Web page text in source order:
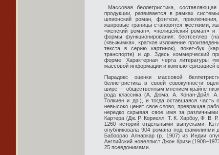
Массовая беллетристика,
продукции, развивается в рамках
шпионский роман, фэнтези,
жанровые границы становятся жесткими,
«женский роман», «полицейский роман»
формы функционирования: бестселлер
(«выжимка», краткое изложение
текста в серию картинок), покет-бук
транспорте) и др. Здесь коммерческий
форме. Характерная черта литературы
массовой информации и компьютеризацией
Парадокс оценки массовой
беллетристика в своей совокупности
шире — общественным мнением крайне
рода классика (А. Дюма, А. Конан-Дойл,
Толкиен и др.), и тогда оставшаяся
невысоко ценят свое слово, превращая
нередко скрывая свое имя за
Картера (Дж. Р. Кориелл, Т. К. Харбоу, Ф. В.
1260 историй отдельными выпусками.
опубликовала 904 романа под
Бабоорао Алнаркар (р. 1907) из Индии
Английский новеллист Джон Кризи
25 псевдонимами.